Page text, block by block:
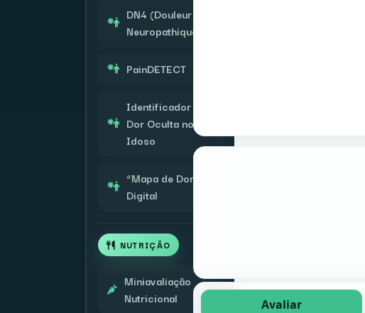
DN4 (Douleur
Neuropathique 4)
PainDETECT
Identificador de
Dor Oculta no
Idoso
“Mapa de Dor”
Digital
NUTRIÇÃO
Miniavaliação
Nutricional
Avaliar